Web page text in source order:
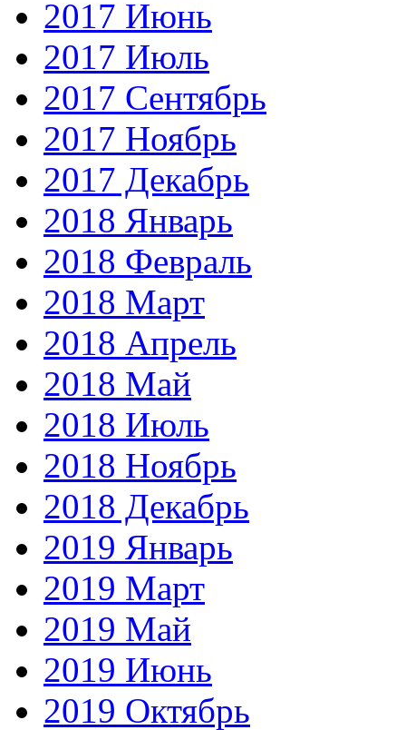
2017 Июнь
2017 Июль
2017 Сентябрь
2017 Ноябрь
2017 Декабрь
2018 Январь
2018 Февраль
2018 Март
2018 Апрель
2018 Май
2018 Июль
2018 Ноябрь
2018 Декабрь
2019 Январь
2019 Март
2019 Май
2019 Июнь
2019 Октябрь